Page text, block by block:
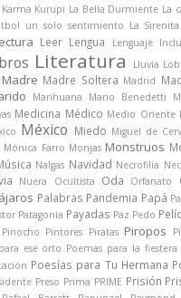
Karma Kurupi La Bella Durmiente La
un solo sentimiento La Sirenita
Leer Lengua Lenguaje
Literatura Lluvia
Madre Madre Soltera Madrid
Marihuana Mario Benedetti
Medicina Médico Medio Oriente
México Miedo Miguel de
Mónica Farro Monjas Monstruos
Nalgas Navidad Necrofilia
Nuera Ocultista Oda Orfanato
Palabras Pandemia Papá
Patagonia Payadas Paz Pedo
Pinocho Pintores Piratas Piropos
ese orto Poemas para la
Poesías para Tu Hermana
Preso Prima PRIME Prisión